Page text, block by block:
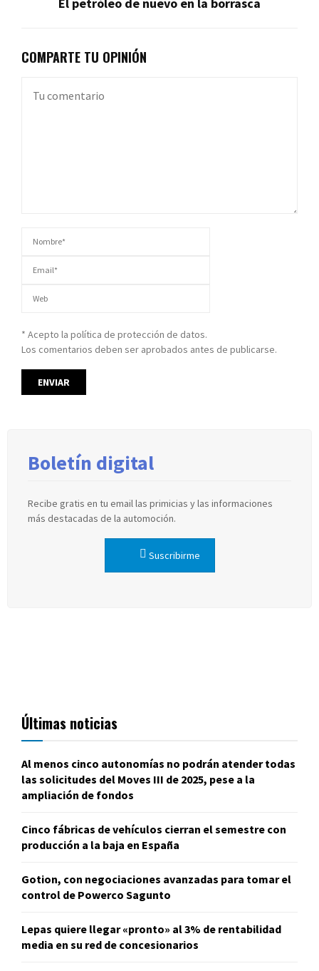
COMPARTE TU OPINIÓN
* Acepto la política de protección de datos.
Los comentarios deben ser aprobados antes de publicarse.
Boletín digital
Recibe gratis en tu email las primicias y las informaciones
más destacadas de la automoción.
Suscribirme
Últimas noticias
Al menos cinco autonomías no podrán atender todas
las solicitudes del Moves III de 2025, pese a la
ampliación de fondos
Cinco fábricas de vehículos cierran el semestre con
producción a la baja en España
Gotion, con negociaciones avanzadas para tomar el
control de Powerco Sagunto
Lepas quiere llegar «pronto» al 3% de rentabilidad
media en su red de concesionarios